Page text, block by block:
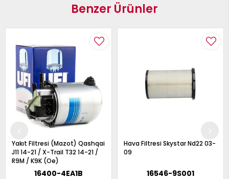
Benzer Ürünler
Yakıt Filtresi (Mazot) Qashqai
J11 14-21 / X-Trail T32 14-21 /
R9M / K9K (Oe)
16400-4EA1B
Hava Filtresi Skystar Nd22 03-
09
16546-9S001